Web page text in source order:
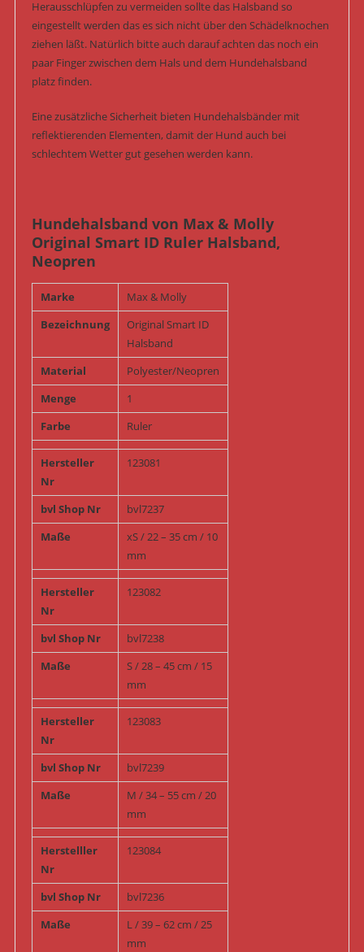
Herausschlüpfen zu vermeiden sollte das Halsband so
eingestellt werden das es sich nicht über den Schädelknochen
ziehen läßt. Natürlich bitte auch darauf achten das noch ein
paar Finger zwischen dem Hals und dem Hundehalsband
platz finden.
Eine zusätzliche Sicherheit bieten Hundehalsbänder mit
reflektierenden Elementen, damit der Hund auch bei
schlechtem Wetter gut gesehen werden kann.
Hundehalsband von Max & Molly
Original Smart ID Ruler Halsband,
Neopren
Marke
Max & Molly
Bezeichnung
Original Smart ID
Halsband
Material
Polyester/Neopren
Menge
1
Farbe
Ruler
Hersteller
Nr
123081
bvl Shop Nr
bvl7237
Maße
xS / 22 – 35 cm / 10
mm
Hersteller
Nr
123082
bvl Shop Nr
bvl7238
Maße
S / 28 – 45 cm / 15
mm
Hersteller
Nr
123083
bvl Shop Nr
bvl7239
Maße
M / 34 – 55 cm / 20
mm
Herstelller
Nr
123084
bvl Shop Nr
bvl7236
Maße
L / 39 – 62 cm / 25
mm